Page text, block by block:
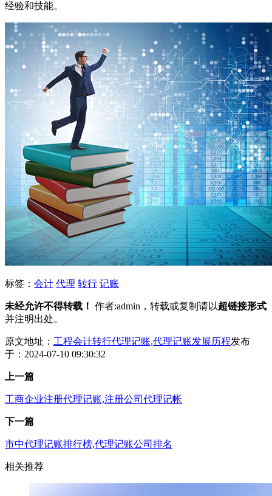
经验和技能。
标签： 会计 代理 转行 记账
未经允许不得转载！ 作者:admin，转载或复制请以超链接形式
并注明出处。
原文地址： 工程会计转行代理记账,代理记账发展历程发布
于：2024-07-10 09:30:32
上一篇
工商企业注册代理记账,注册公司代理记帐
下一篇
市中代理记账排行榜,代理记账公司排名
相关推荐